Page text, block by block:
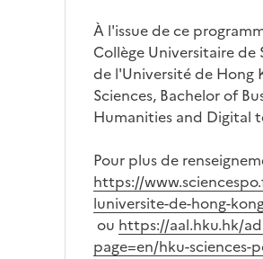
À l'issue de ce
Collège Universitaire
de l'Université de Hong
Sciences, Bachelor of
Humanities and Digital
Pour plus de
https://
luniversite-de-hong-
ou https://aal.hku.hk/
page=en/hku-sciences-